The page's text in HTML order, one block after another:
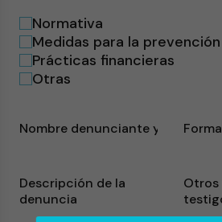
Normativa
Medidas para la
Prácticas financieras
Otras